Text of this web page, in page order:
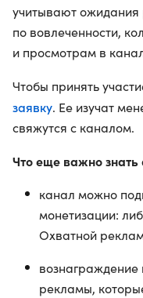
учитывают
по вовлеченности,
и просмотрам в
Чтобы принять
заявку. Ее изучат
свяжутся с каналом.
Что еще важно знать
канал можно
монетизации:
Охватной
вознаграждение
рекламы,